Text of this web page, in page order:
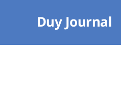
Duy Journal